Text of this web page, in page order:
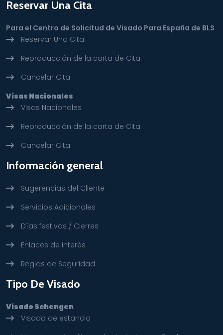
Reservar Una Cita
Para el Centro de Solicitud de Visado Para España de BLS
Reservar Una Cita
Reproducción de la carta de Cita
Cancelar Cita
Visas Nacionales
Visas Nacionales
Reproducción de la carta de Cita
Cancelar Cita
Información general
Sugerencias del Cliente
Servicios Adicionales
Días festivos / Cierres
Enlaces de interés
Reglas de Seguridad
Tipo De Visado
Visado Schengen
Visado de estancia